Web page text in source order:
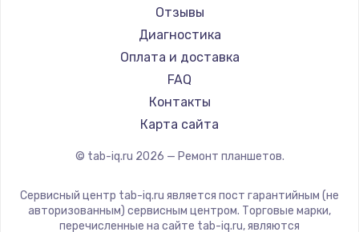
Заказать
Заказать
Ремонт криптомодуля
Заказать
Aquarius
Philips
Dell
HP
Getac
ZTE
CHUWI
Отзывы
Диагностика
Оплата и доставка
FAQ
Контакты
Карта сайта
© tab-iq.ru 2026 — Ремонт планшетов.
Сервисный центр tab-iq.ru является пост гарантийным (не
авторизованным) сервисным центром. Торговые марки,
перечисленные на сайте tab-iq.ru, являются